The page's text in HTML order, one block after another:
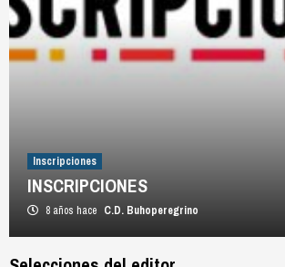
Inscripciones
INSCRIPCIONES
8 años hace C.D. Buhoperegrino